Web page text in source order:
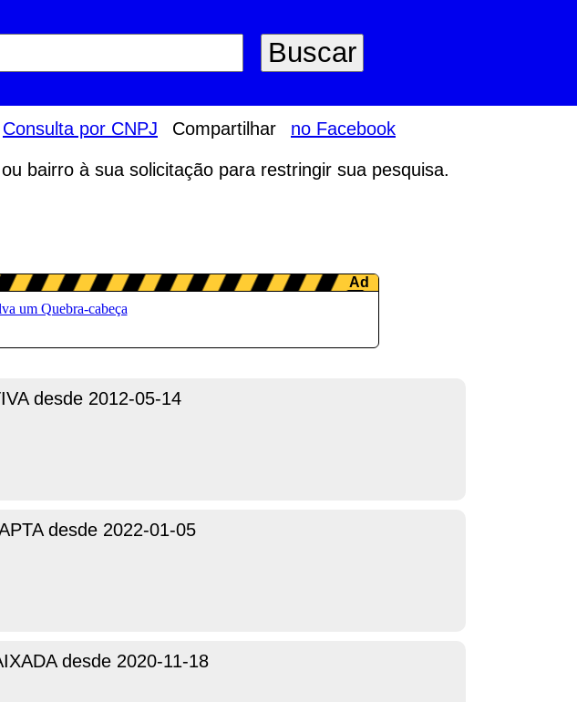
Consulta por CNPJ Compartilhar no Facebook
bairro à sua solicitação para restringir sua pesquisa.
desde 2012-05-14
desde 2022-01-05
desde 2020-11-18